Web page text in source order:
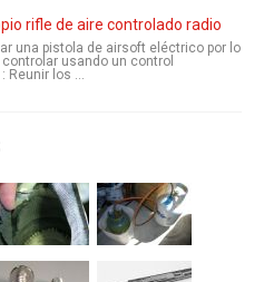
rifle de aire controlado radio
una pistola de airsoft eléctrico por lo
usando un control
Reunir los ...